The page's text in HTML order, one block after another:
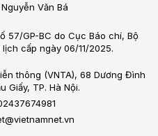
Văn Bá
57/GP-BC do Cục Báo chí, Bộ
cấp ngày 06/11/2025.
thông (VNTA), 68 Dương Đình
Giấy, TP. Hà Nội.